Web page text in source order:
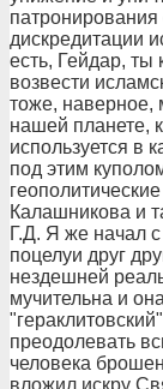
дискредитации
есть, Гейдар, ты
возвести
тоже, наверное,
нашей планете,
используется в
под этим
Калашникова и
Г.Д. Я же начал
поцелуи друг
нездешней
мучительна и
преодолевать
человека
вложил искру